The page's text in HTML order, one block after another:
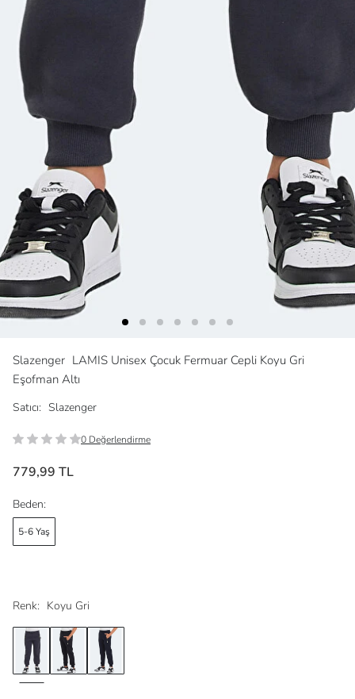
Slazenger LAMIS Unisex Çocuk Fermuar Cepli Koyu Gri
Eşofman Altı
Satıcı: Slazenger
0 Değerlendirme
779,99 TL
Renk: Koyu Gri
Beden:
5-6 Yaş